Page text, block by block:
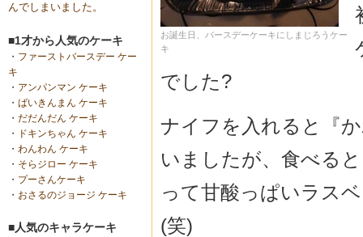
んでしまいました。
■1才から人気のケーキ
・ ファーストバースデー ケー
キ
・ アンパンマン ケーキ
・ ばいきんまん ケーキ
・ だだんだん ケーキ
・
ドキンちゃん ケーキ
・ わんわん ケーキ
・ そらジロー ケーキ
・ プーさんケーキ
・ おさるのジョージ ケーキ
■人気のキャラケーキ
お誕生日、バースデーケーキにしまじろうケー
キ
でした?
ナイフを入れると『
いましたが、食べる
って甘酸っぱいラス
(笑)